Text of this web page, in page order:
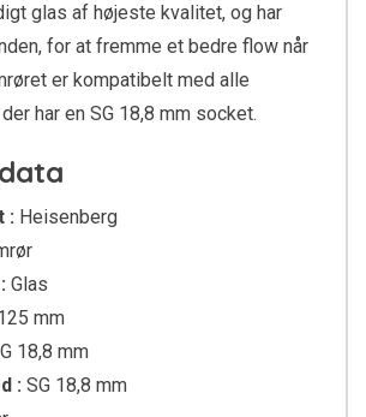
glas af højeste kvalitet, og har
for at fremme et bedre flow når
er kompatibelt med alle
har en SG 18,8 mm socket.
: Heisenberg
Glas
mm
18,8 mm
: SG 18,8 mm